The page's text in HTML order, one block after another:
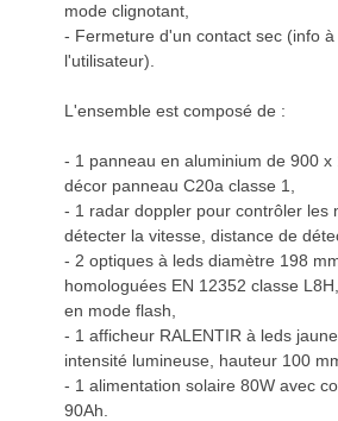
mode clignotant,
- Fermeture d'un contact sec (info
l'utilisateur).
L'ensemble est composé de :
- 1 panneau en aluminium de 900 x
décor panneau C20a classe 1,
- 1 radar doppler pour contrôler les
détecter la vitesse, distance de
- 2 optiques à leds diamètre 198
homologuées EN 12352 classe
en mode flash,
- 1 afficheur RALENTIR à leds
intensité lumineuse, hauteur 100
- 1 alimentation solaire 80W avec
90Ah.